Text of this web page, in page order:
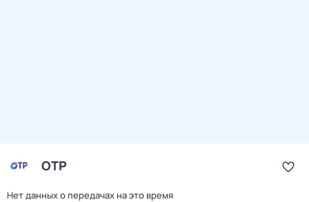
ОТР
Нет данных о передачах на это время